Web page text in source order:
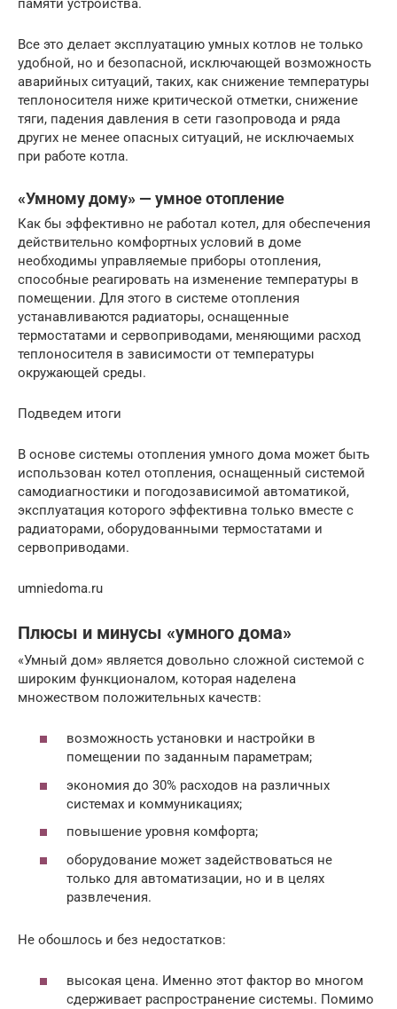
памяти устройства.
Все это делает эксплуатацию умных котлов не только
удобной, но и безопасной, исключающей возможность
аварийных ситуаций, таких, как снижение температуры
теплоносителя ниже критической отметки, снижение
тяги, падения давления в сети газопровода и ряда
других не менее опасных ситуаций, не исключаемых
при работе котла.
«Умному дому» — умное отопление
Как бы эффективно не работал котел, для обеспечения
действительно комфортных условий в доме
необходимы управляемые приборы отопления,
способные реагировать на изменение температуры в
помещении. Для этого в системе отопления
устанавливаются радиаторы, оснащенные
термостатами и сервоприводами, меняющими расход
теплоносителя в зависимости от температуры
окружающей среды.
Подведем итоги
В основе системы отопления умного дома может быть
использован котел отопления, оснащенный системой
самодиагностики и погодозависимой автоматикой,
эксплуатация которого эффективна только вместе с
радиаторами, оборудованными термостатами и
сервоприводами.
umniedoma.ru
Плюсы и минусы «умного дома»
«Умный дом» является довольно сложной системой с
широким функционалом, которая наделена
множеством положительных качеств:
возможность установки и настройки в
помещении по заданным параметрам;
экономия до 30% расходов на различных
системах и коммуникациях;
повышение уровня комфорта;
оборудование может задействоваться не
только для автоматизации, но и в целях
развлечения.
Не обошлось и без недостатков:
высокая цена. Именно этот фактор во многом
сдерживает распространение системы. Помимо